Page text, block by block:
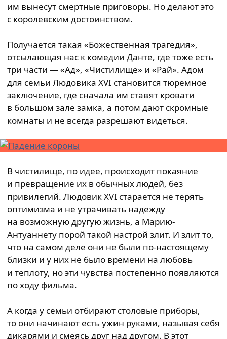
им вынесут смертные приговоры. Но делают это
с королевским достоинством.
Получается такая «Божественная трагедия»,
отсылающая нас к комедии Данте, где тоже есть
три части — «Ад», «Чистилище» и «Рай». Адом
для семьи Людовика XVI становится тюремное
заключение, где сначала им ставят кровати
в большом зале замка, а потом дают скромные
комнаты и не всегда разрешают видеться.
В чистилище, по идее, происходит покаяние
и превращение их в обычных людей, без
привилегий. Людовик XVI старается не терять
оптимизма и не утрачивать надежду
на возможную другую жизнь, а Марию-
Антуаннету порой такой настрой злит. И злит то,
что на самом деле они не были по-настоящему
близки и у них не было времени на любовь
и теплоту, но эти чувства постепенно появляются
по ходу фильма.
А когда у семьи отбирают столовые приборы,
то они начинают есть ужин руками, называя себя
дикарями и смеясь друг над другом. В этот